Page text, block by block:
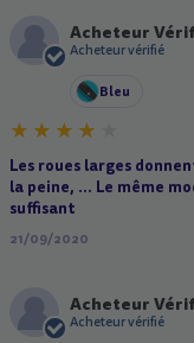
A
Acheteur
Acheteur vérifié
Bleu
Les roues larges
la peine, ... Le même
suffisant
21/09/2020
A
Acheteur
Acheteur vérifié